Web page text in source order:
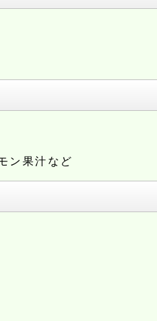
ン果汁 など